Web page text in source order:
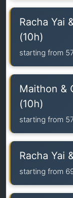
Racha Yai
(10h)
starting from
Maithon &
(10h)
starting from
Racha Yai
starting from